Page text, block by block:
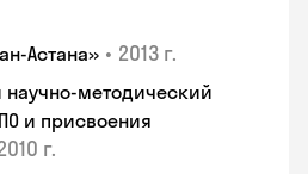
Астана» • 2013 г.
научно-методический
и присвоения
г.